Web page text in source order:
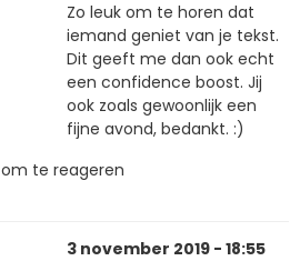
Zo leuk om te horen dat
iemand geniet van je tekst.
Dit geeft me dan ook echt
een confidence boost. Jij
ook zoals gewoonlijk een
fijne avond, bedankt. :)
om te reageren
3 november 2019 - 18:55